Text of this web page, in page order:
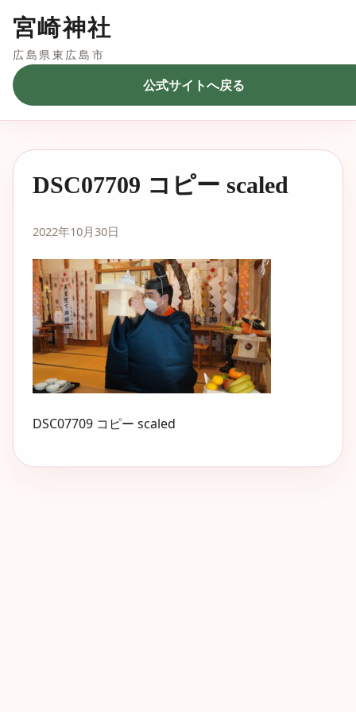
宮崎神社
広島県東広島市
公式サイトへ戻る
DSC07709 コピー scaled
2022年10月30日
DSC07709 コピー scaled